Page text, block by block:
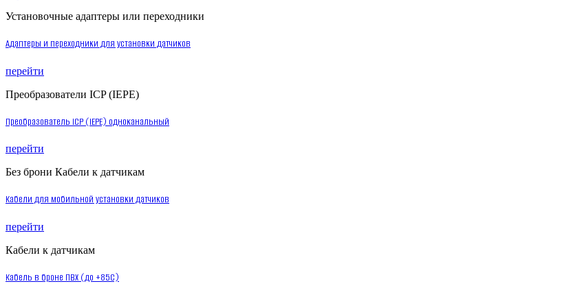
Установочные адаптеры или переходники
Адаптеры и переходники для установки датчиков
перейти
Преобразователи ICP (IEPE)
Преобразователь ICP (IEPE) одноканальный
перейти
Без брони Кабели к датчикам
Кабели для мобильной установки датчиков
перейти
Кабели к датчикам
Кабель в броне ПВХ (до +85С)